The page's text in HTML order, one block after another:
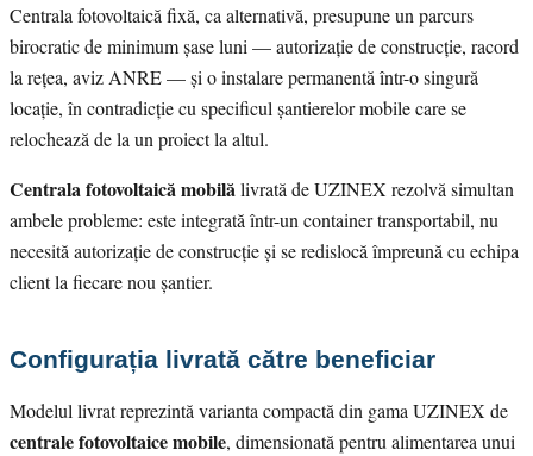
Centrala fotovoltaică fixă, ca alternativă, presupune un parcurs
birocratic de minimum șase luni — autorizație de construcție, racord
la rețea, aviz ANRE — și o instalare permanentă într-o singură
locație, în contradicție cu specificul șantierelor mobile care se
relochează de la un proiect la altul.
Centrala fotovoltaică mobilă livrată de UZINEX rezolvă simultan
ambele probleme: este integrată într-un container transportabil, nu
necesită autorizație de construcție și se redislocă împreună cu echipa
client la fiecare nou șantier.
Configurația livrată către beneficiar
Modelul livrat reprezintă varianta compactă din gama UZINEX de
centrale fotovoltaice mobile, dimensionată pentru alimentarea unui